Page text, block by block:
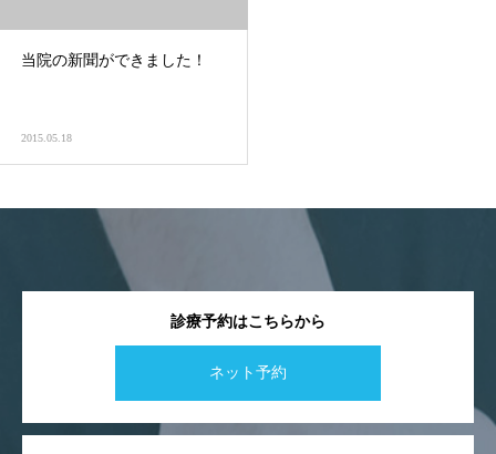
当院の新聞ができました！
2015.05.18
診療予約はこちらから
ネット予約